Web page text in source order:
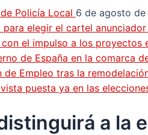
Policía Local 6 de agosto
elegir el cartel
el impulso a los
de España en la comarca
Empleo tras la
puesta ya en las
a